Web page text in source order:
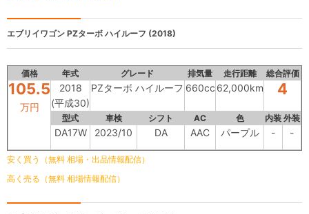
エブリイワゴン PZターボ ハイルーフ (2018)
価格 年式 グレード 排気量 走行距離 総合評価
105.5
万円
2018
(平成30)
PZターボ ハイルーフ 660cc 62,000km 4
型式 車検 シフト AC 色 内装 外装
DA17W 2023/10 DA AAC パープル - -
安く買う（無料 相場・出品情報配信）
高く売る（無料 相場情報配信）